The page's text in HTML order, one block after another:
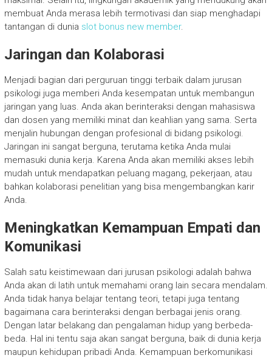
membuat Anda merasa lebih termotivasi dan siap menghadapi
tantangan di dunia slot bonus new member.
Jaringan dan Kolaborasi
Menjadi bagian dari perguruan tinggi terbaik dalam jurusan
psikologi juga memberi Anda kesempatan untuk membangun
jaringan yang luas. Anda akan berinteraksi dengan mahasiswa
dan dosen yang memiliki minat dan keahlian yang sama. Serta
menjalin hubungan dengan profesional di bidang psikologi.
Jaringan ini sangat berguna, terutama ketika Anda mulai
memasuki dunia kerja. Karena Anda akan memiliki akses lebih
mudah untuk mendapatkan peluang magang, pekerjaan, atau
bahkan kolaborasi penelitian yang bisa mengembangkan karir
Anda.
Meningkatkan Kemampuan Empati dan
Komunikasi
Salah satu keistimewaan dari jurusan psikologi adalah bahwa
Anda akan di latih untuk memahami orang lain secara mendalam.
Anda tidak hanya belajar tentang teori, tetapi juga tentang
bagaimana cara berinteraksi dengan berbagai jenis orang.
Dengan latar belakang dan pengalaman hidup yang berbeda-
beda. Hal ini tentu saja akan sangat berguna, baik di dunia kerja
maupun kehidupan pribadi Anda. Kemampuan berkomunikasi